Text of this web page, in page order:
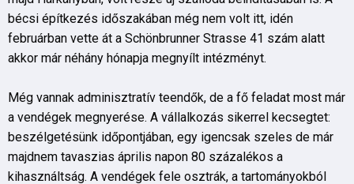
bécsi építkezés időszakában még nem volt itt, idén
februárban vette át a Schönbrunner Strasse 41 szám alatt
akkor már néhány hónapja megnyílt intézményt.
Még vannak adminisztratív teendők, de a fő feladat most már
a vendégek megnyerése. A vállalkozás sikerrel kecsegtet:
beszélgetésünk időpontjában, egy igencsak szeles de már
majdnem tavaszias április napon 80 százalékos a
kihasználtság. A vendégek fele osztrák, a tartományokból